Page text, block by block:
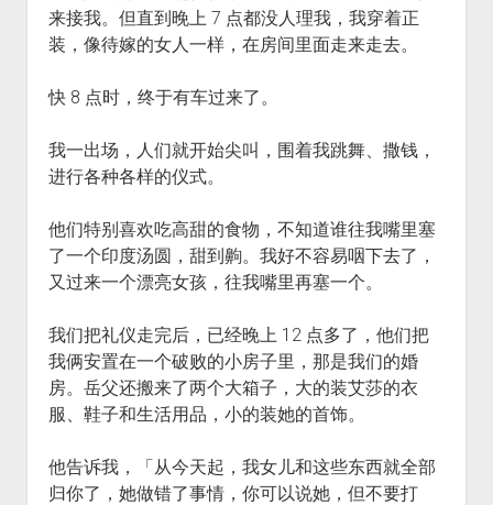
来接我。但直到晚上 7 点都没人理我，我穿着正
装，像待嫁的女人一样，在房间里面走来走去。
快 8 点时，终于有车过来了。
我一出场，人们就开始尖叫，围着我跳舞、撒钱，
进行各种各样的仪式。
他们特别喜欢吃高甜的食物，不知道谁往我嘴里塞
了一个印度汤圆，甜到齁。我好不容易咽下去了，
又过来一个漂亮女孩，往我嘴里再塞一个。
我们把礼仪走完后，已经晚上 12 点多了，他们把
我俩安置在一个破败的小房子里，那是我们的婚
房。岳父还搬来了两个大箱子，大的装艾莎的衣
服、鞋子和生活用品，小的装她的首饰。
他告诉我，「从今天起，我女儿和这些东西就全部
归你了，她做错了事情，你可以说她，但不要打